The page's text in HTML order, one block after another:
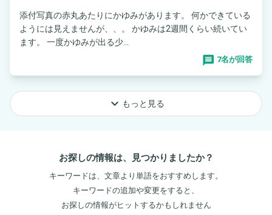
添付写真の赤丸あたりにかゆみがあります。 何かできている
ようには見えませんが、、。 かゆみは2週間くらい続いてい
ます。 一度かゆみが出る少...
7名が回答
keyboard_arrow_down もっと見る
お探しの情報は、見つかりましたか？
キーワードは、文章より単語をおすすめします。
キーワードの追加や変更をすると、
お探しの情報がヒットするかもしれません